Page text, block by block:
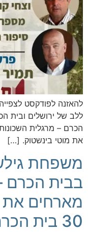
להאזנה לפודקסט
ללב של ירושלים ובית
הכרם – מרגלית
את מוטי בינשטוק. […]
משפחת
בבית הכרם
מארחים את
30 בית הכרם מרגלית השכונות